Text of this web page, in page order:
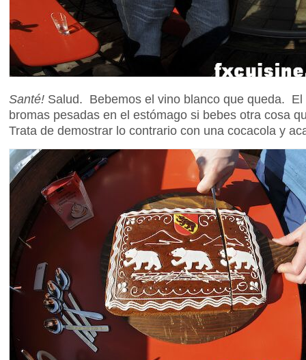
Santé! Salud. Bebemos el vino blanco que queda. El
bromas pesadas en el estómago si bebes otra cosa
Trata de demostrar lo contrario con una cocacola y